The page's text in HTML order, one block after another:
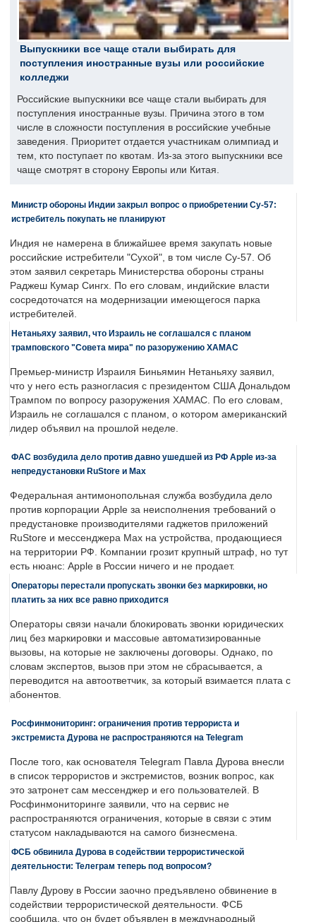
Выпускники все чаще стали выбирать для
поступления иностранные вузы или российские
колледжи
Российские выпускники все чаще стали выбирать для
поступления иностранные вузы. Причина этого в том
числе в сложности поступления в российские учебные
заведения. Приоритет отдается участникам олимпиад и
тем, кто поступает по квотам. Из-за этого выпускники все
чаще смотрят в сторону Европы или Китая.
Министр обороны Индии закрыл вопрос о приобретении Су-57:
истребитель покупать не планируют
Индия не намерена в ближайшее время закупать новые
российские истребители "Сухой", в том числе Су-57. Об
этом заявил секретарь Министерства обороны страны
Раджеш Кумар Сингх. По его словам, индийские власти
сосредоточатся на модернизации имеющегося парка
истребителей.
Нетаньяху заявил, что Израиль не соглашался с планом
трамповского "Совета мира" по разоружению ХАМАС
Премьер-министр Израиля Биньямин Нетаньяху заявил,
что у него есть разногласия с президентом США Дональдом
Трампом по вопросу разоружения ХАМАС. По его словам,
Израиль не соглашался с планом, о котором американский
лидер объявил на прошлой неделе.
ФАС возбудила дело против давно ушедшей из РФ Apple из-за
непредустановки RuStore и Max
Федеральная антимонопольная служба возбудила дело
против корпорации Apple за неисполнения требований о
предустановке производителями гаджетов приложений
RuStore и мессенджера Max на устройства, продающиеся
на территории РФ. Компании грозит крупный штраф, но тут
есть нюанс: Apple в России ничего и не продает.
Операторы перестали пропускать звонки без маркировки, но
платить за них все равно приходится
Операторы связи начали блокировать звонки юридических
лиц без маркировки и массовые автоматизированные
вызовы, на которые не заключены договоры. Однако, по
словам экспертов, вызов при этом не сбрасывается, а
переводится на автоответчик, за который взимается плата с
абонентов.
Росфинмониторинг: ограничения против террориста и
экстремиста Дурова не распространяются на Telegram
После того, как основателя Telegram Павла Дурова внесли
в список террористов и экстремистов, возник вопрос, как
это затронет сам мессенджер и его пользователей. В
Росфинмониторинге заявили, что на сервис не
распространяются ограничения, которые в связи с этим
статусом накладываются на самого бизнесмена.
ФСБ обвинила Дурова в содействии террористической
деятельности: Телеграм теперь под вопросом?
Павлу Дурову в России заочно предъявлено обвинение в
содействии террористической деятельности. ФСБ
сообщила, что он будет объявлен в международный